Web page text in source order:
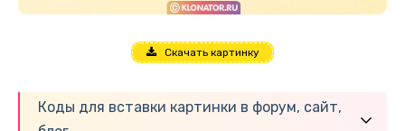
Скачать картинку
Коды для вставки картинки в форум, сайт,